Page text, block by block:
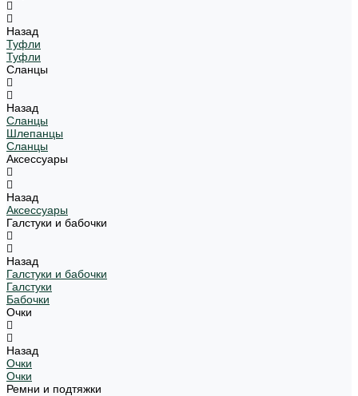
Назад
Туфли
Туфли
Сланцы
Назад
Сланцы
Шлепанцы
Сланцы
Аксессуары
Назад
Аксессуары
Галстуки и бабочки
Назад
Галстуки и бабочки
Галстуки
Бабочки
Очки
Назад
Очки
Очки
Ремни и подтяжки